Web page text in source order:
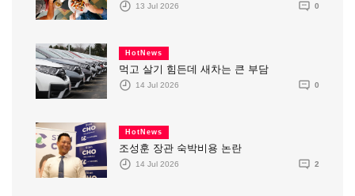
13 Jul 2026 0
HotNews
먹고 살기 힘든데 새차는 큰 부담
14 Jul 2026 0
HotNews
조성훈 장관 숙박비용 논란
14 Jul 2026 2